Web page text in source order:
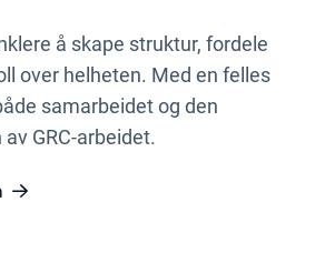
å skape struktur, fordele
over helheten. Med en felles
samarbeidet og den
GRC-arbeidet.